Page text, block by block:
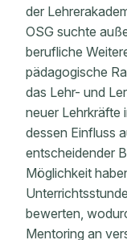
der
OSG suchte
berufliche
pädagogische
das Lehr- und
neuer Lehrkräfte
dessen Einfluss
entscheidender
Möglichkeit
bewerten,
Mentoring an